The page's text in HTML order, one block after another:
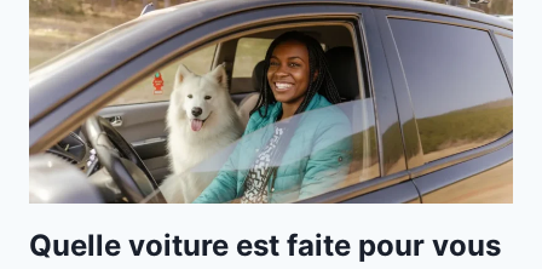
Quelle voiture est faite pour vous